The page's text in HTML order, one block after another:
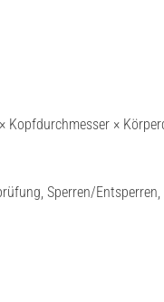
Kopfdurchmesser ×
Sperren/